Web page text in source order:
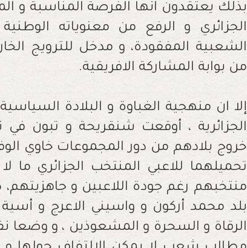
بذلك يعتقدون انها الفرصة المناسبة
الجزائري و الرفع من معنوياته
الشعبية المفقودة، و مدخل للترويج
من بوابة المشاركة الافريقية.
إلا ان منهجية الغباوة و البلادة
الجزائرية ، أوقعت شنقريحة و تبون في
خروج بلادهم من دور المجموعات خاوي
تحميلهما للاعبي المنتخب الجزائري ما
منتخبهم رغم جودة اللاعبين و
بلد محمد أركون و واسيني الاعرج و
الرقاة و السحرة و المشعوذين ، و وضعا